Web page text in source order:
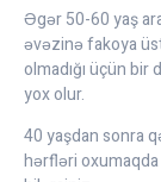
Əgər 50-60 yaş
əvəzinə fakoya
olmadığı üçün
yox olur.
40 yaşdan sonra
hərfləri